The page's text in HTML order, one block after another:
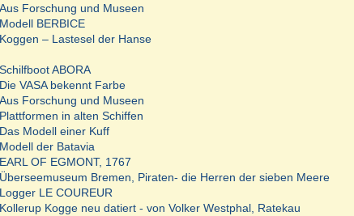
Aus Forschung und Museen
Modell BERBICE
Koggen – Lastesel der Hanse
Schilfboot ABORA
Die VASA bekennt Farbe
Aus Forschung und Museen
Plattformen in alten Schiffen
Das Modell einer Kuff
Modell der Batavia
EARL OF EGMONT, 1767
Überseemuseum Bremen, Piraten- die Herren der sieben Meere
Logger LE COUREUR
Kollerup Kogge neu datiert - von Volker Westphal, Ratekau